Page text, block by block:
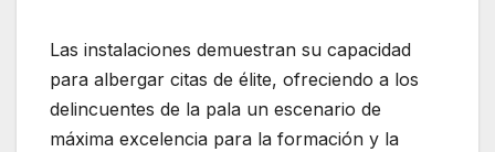
Las instalaciones demuestran su capacidad
para albergar citas de élite, ofreciendo a los
delincuentes de la pala un escenario de
máxima excelencia para la formación y la